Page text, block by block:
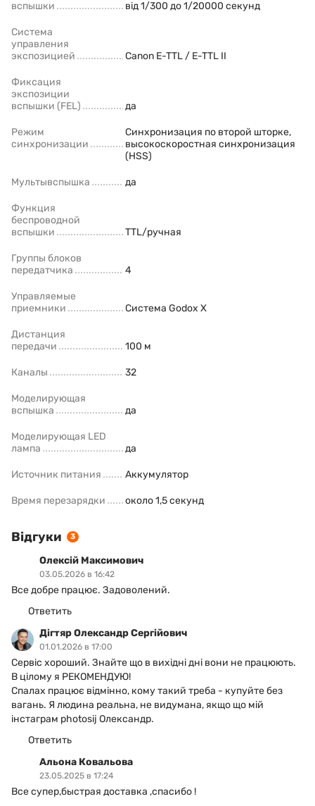
вспышки
від 1/300 до 1/20000 секунд
Система
управления
экспозицией
Canon E-TTL / E-TTL II
Фиксация
экспозиции
вспышки (FEL)
да
Режим
синхронизации
Синхронизация по второй шторке,
высокоскоростная синхронизация
(HSS)
Мультывспышка да
Функция
беспроводной
вспышки
TTL/ручная
Группы блоков
передатчика
4
Управляемые
приемники
Система Godox X
Дистанция
передачи
100 м
Каналы 32
Моделирующая
вспышка
да
Моделирующая LED
лампа
да
Источник питания Аккумулятор
Время перезарядки около 1,5 секунд
Відгуки 3
Олексій Максимович
03.05.2026 в 16:42
Все добре працює. Задоволений.
Ответить
Дігтяр Олександр Сергійович
01.01.2026 в 17:00
Сервіс хороший. Знайте що в вихідні дні вони не працюють.
В цілому я РЕКОМЕНДУЮ!
Спалах працює відмінно, кому такий треба - купуйте без
вагань. Я людина реальна, не видумана, якщо що мій
інстаграм photosij Олександр.
Ответить
Альона Ковальова
23.05.2025 в 17:24
Все супер,быстрая доставка ,спасибо !